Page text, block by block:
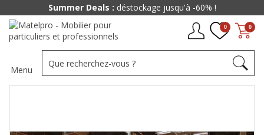
0
0
Menu
Summer Deals : déstockage jusqu'à -60% !